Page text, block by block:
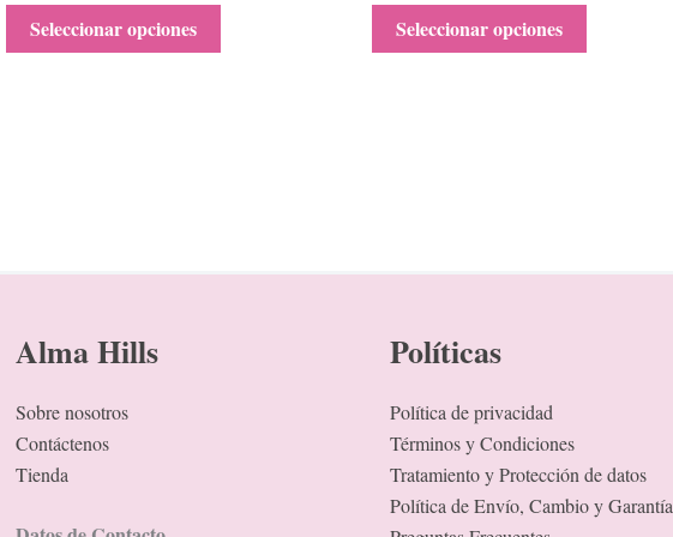
Seleccionar opciones Seleccionar opciones
Alma Hills
Sobre nosotros
Contáctenos
Tienda
Políticas
Política de privacidad
Términos y Condiciones
Tratamiento y Protección de datos
Política de Envío, Cambio y Garantía